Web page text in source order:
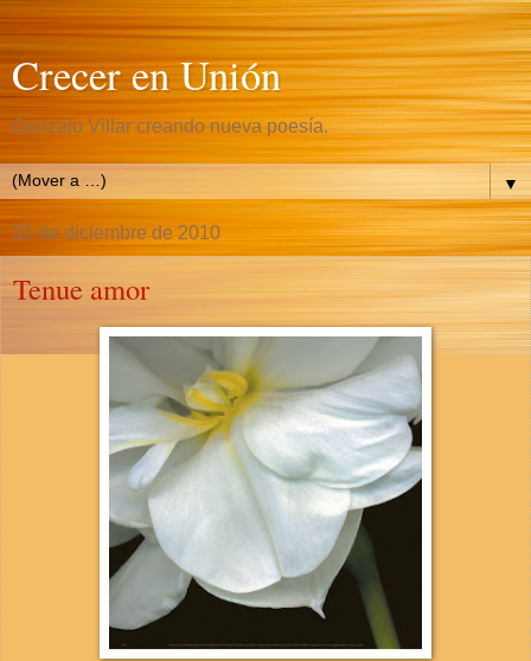
Crecer en Unión
Gonzalo Villar creando nueva poesía.
▼
31 de diciembre de 2010
Tenue amor